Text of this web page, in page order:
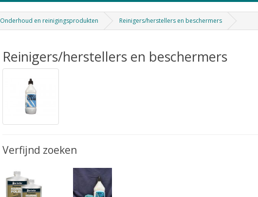
Onderhoud en reinigingsprodukten Reinigers/herstellers en beschermers
Reinigers/herstellers en beschermers
Verfijnd zoeken